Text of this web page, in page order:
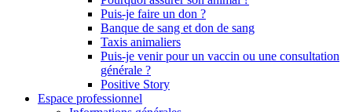
Puis-je faire un don ?
Banque de sang et don de sang
Taxis animaliers
Puis-je venir pour un vaccin ou une consultation
générale ?
Positive Story
Espace professionnel